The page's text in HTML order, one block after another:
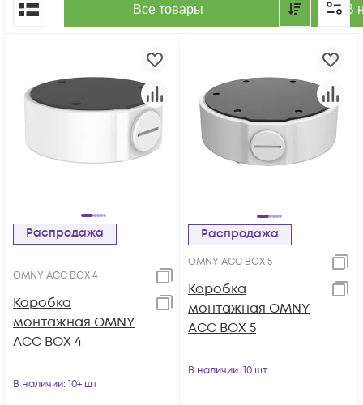
Все товары В
По популярности
Распродажа
OMNY ACC BOX 4
Коробка
монтажная OMNY
ACC BOX 4
В наличии: 10+ шт
Распродажа
OMNY ACC BOX 5
Коробка
монтажная OMNY
ACC BOX 5
В наличии: 10 шт